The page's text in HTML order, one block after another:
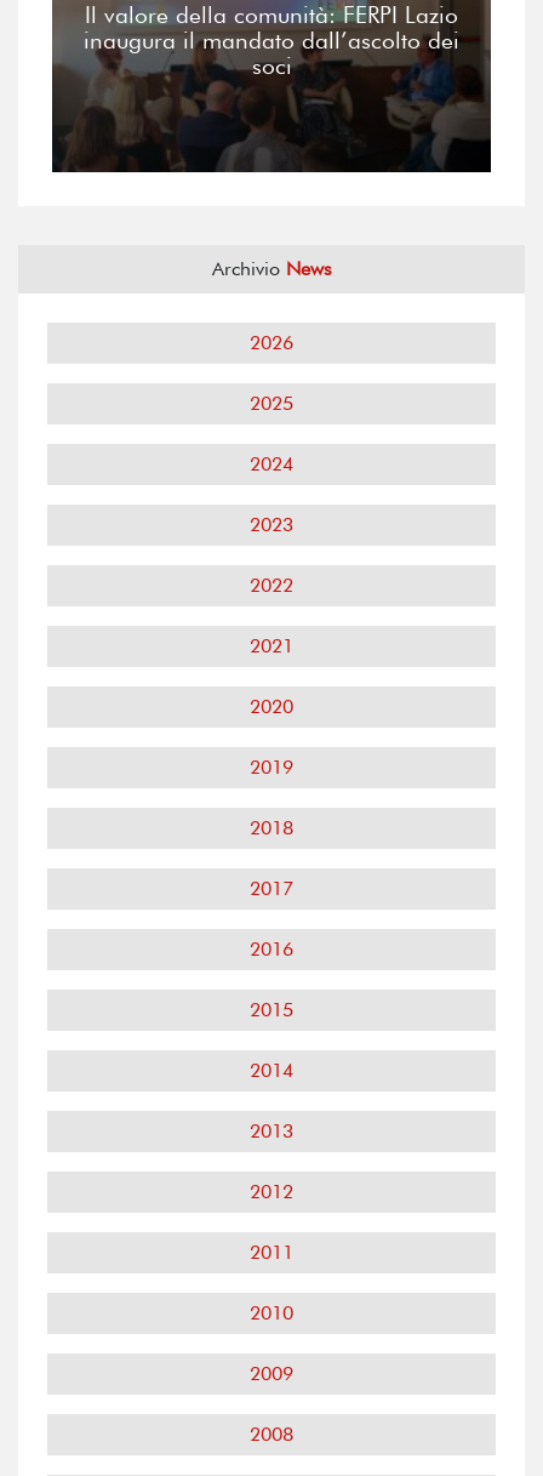
Il valore della comunità: FERPI Lazio
inaugura il mandato dall’ascolto dei
soci
Archivio News
2026
2025
2024
2023
2022
2021
2020
2019
2018
2017
2016
2015
2014
2013
2012
2011
2010
2009
2008